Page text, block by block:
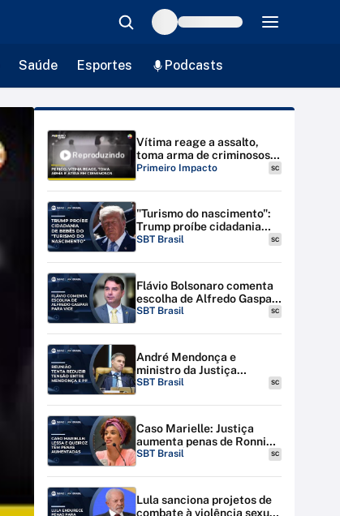
Saúde Esportes Podcasts
Reproduzindo
Vítima reage a assalto,
toma arma de criminosos e
atira contra bandidos |
Primeiro Impacto SC
"Turismo do nascimento":
Trump proíbe cidadania
para bebês de estrangeiras
SBT Brasil SC
Flávio Bolsonaro comenta
escolha de Alfredo Gaspar
para vice-presidente
SBT Brasil SC
André Mendonça e
ministro da Justiça
discutem tensão entre STF
SBT Brasil SC
Caso Marielle: Justiça
aumenta penas de Ronnie
Lessa e Élcio Queiroz
SBT Brasil SC
Lula sanciona projetos de
combate à violência sexual